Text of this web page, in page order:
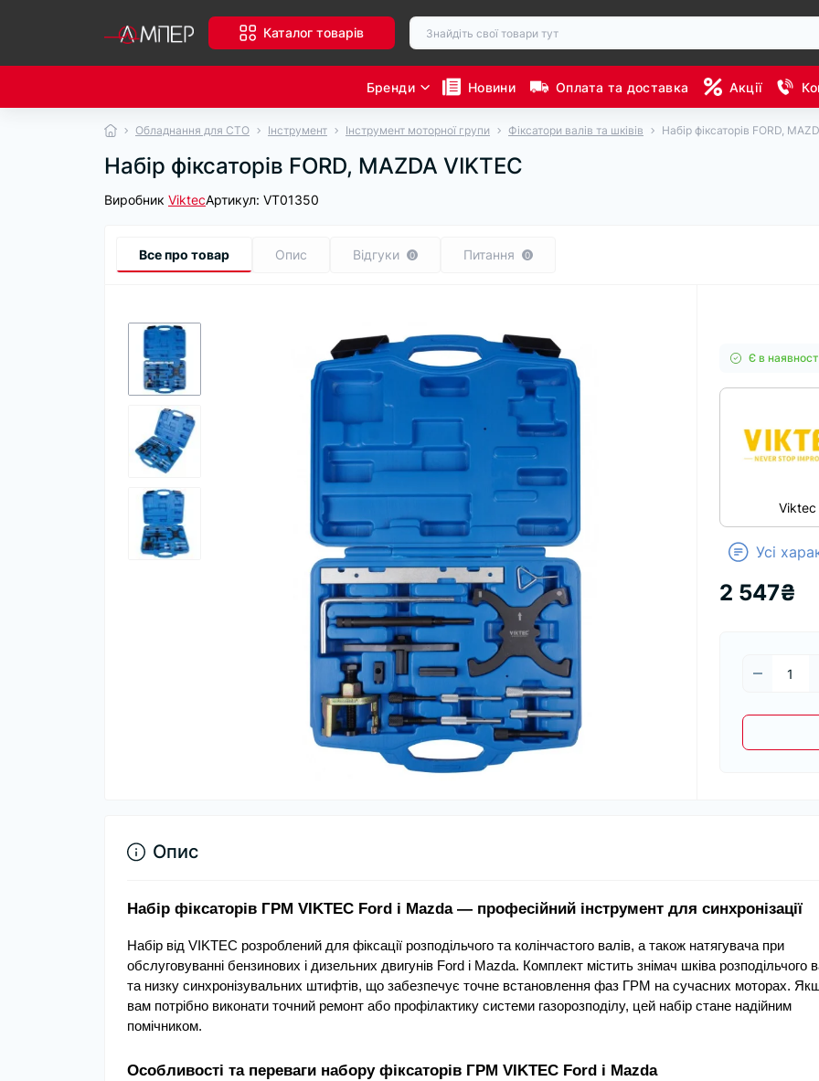
Каталог товарів
Бренди Новини Оплата та доставка Акції
Обладнання для СТО Інструмент Інструмент моторної групи Фіксатори валів та шківів Набір фіксаторів FORD,
Набір фіксаторів FORD, MAZDA VIKTEC
Виробник ViktecАртикул: VT01350
Все про товар Опис Відгуки 0 Питання 0
Є в
Viktec
Усі
2 547₴
Опис
Набір фіксаторів ГРМ VIKTEC Ford і Mazda — професійний інструмент для синхронізації
Набір від VIKTEC розроблений для фіксації розподільчого та колінчастого валів, а також натягувача при
обслуговуванні бензинових і дизельних двигунів Ford і Mazda. Комплект містить знімач шківа розподільчого
та низку синхронізувальних штифтів, що забезпечує точне встановлення фаз ГРМ на сучасних моторах.
вам потрібно виконати точний ремонт або профілактику системи газорозподілу, цей набір стане надійним
помічником.
Особливості та переваги набору фіксаторів ГРМ VIKTEC Ford і Mazda